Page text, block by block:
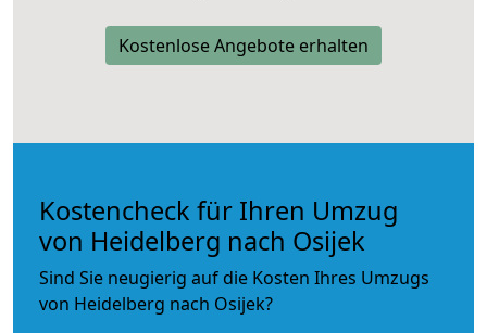
Kostenlose Angebote erhalten
Kostencheck für Ihren Umzug
von Heidelberg nach Osijek
Sind Sie neugierig auf die Kosten Ihres Umzugs
von Heidelberg nach Osijek?